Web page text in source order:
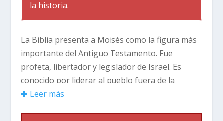
la historia.
La Biblia presenta a Moisés como la figura más
importante del Antiguo Testamento. Fue
profeta, libertador y legislador de Israel. Es
conocido por liderar al pueblo fuera de la
esclavitud en Egipto y por recibir los Diez
Leer más